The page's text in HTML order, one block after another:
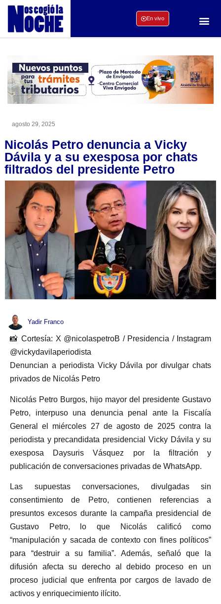
En vivo
agosto 29, 2025
Nicolás Petro denuncia a Vicky
Dávila y a su exesposa por chats
filtrados del presidente Petro
Yadir Franco
📸 Cortesía: X @nicolaspetroB / Presidencia / Instagram
@vickydavilaperiodista
Denuncian a periodista Vicky Dávila por divulgar chats
privados de Nicolás Petro
Nicolás Petro Burgos, hijo mayor del presidente Gustavo
Petro, interpuso una denuncia penal ante la Fiscalía
General el miércoles 27 de agosto de 2025 contra la
periodista y precandidata presidencial Vicky Dávila y su
exesposa Daysuris Vásquez por la filtración y
publicación de conversaciones privadas de WhatsApp.
Las supuestas conversaciones, divulgadas sin
consentimiento de Petro, contienen referencias a
presuntos excesos durante la campaña presidencial de
Gustavo Petro, lo que Nicolás calificó como
“manipulación y sacada de contexto con fines políticos”
para “destruir a su familia”. Además, señaló que la
difusión afecta su derecho al debido proceso en un
proceso judicial que enfrenta por cargos de lavado de
activos y enriquecimiento ilícito.